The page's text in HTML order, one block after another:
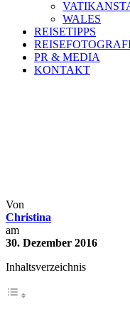
WALES
REISETIPPS
PR & MEDIA
KONTAKT
Von
Christina
am
30. Dezember 2016
Inhaltsverzeichnis